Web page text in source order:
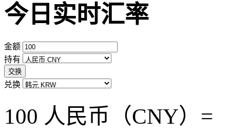
今日实时汇率
金额
持有
交换
兑换
100 人民币（CNY）=